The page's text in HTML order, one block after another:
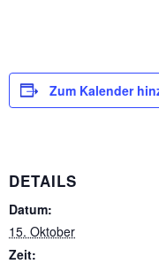
Zum Kalender
DETAILS
Datum:
15. Oktober
Zeit: